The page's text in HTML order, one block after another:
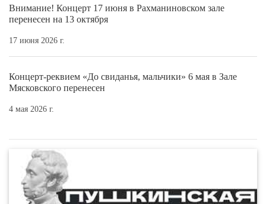
Внимание! Концерт 17 июня в Рахманиновском зале
перенесен на 13 октября
17 июня 2026 г.
Концерт-реквием «До свиданья, мальчики» 6 мая в Зале
Мясковского перенесен
4 мая 2026 г.